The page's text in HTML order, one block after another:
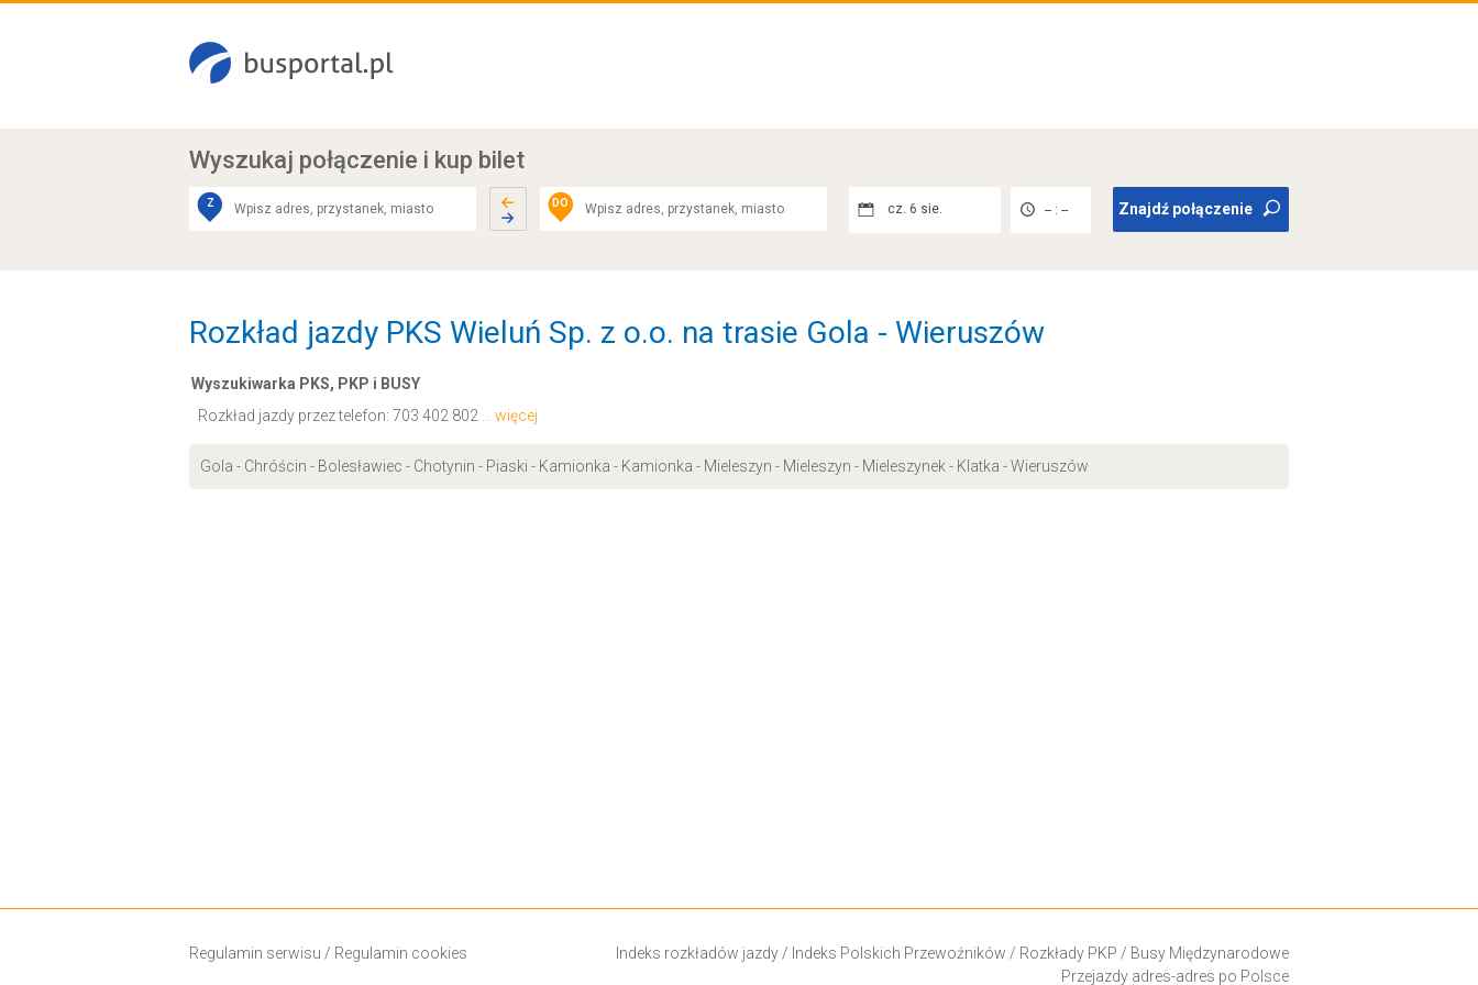
Wyszukaj połączenie i kup bilet
Z DO cz. 6 sie. -- : -- Znajdź połączenie
Rozkład jazdy PKS Wieluń Sp. z o.o. na trasie Gola - Wieruszów
Wyszukiwarka PKS, PKP i BUSY
Rozkład jazdy przez telefon: 703 402 802 ... więcej
Gola - Chróścin - Bolesławiec - Chotynin - Piaski - Kamionka - Kamionka - Mieleszyn - Mieleszyn - Mieleszynek - Klatka - Wieruszów
Regulamin serwisu / Regulamin cookies Indeks rozkładów jazdy/ Indeks Polskich Przewoźników / Rozkłady PKP / Busy Międzynarodowe
Przejazdy adres-adres po Polsce